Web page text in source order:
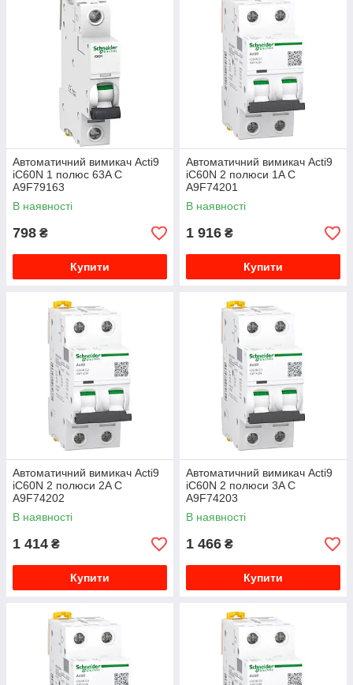
Автоматичний вимикач Acti9
iC60N 1 полюс 63A C
A9F79163
В наявності
798 ₴
Купити
Автоматичний вимикач Acti9
iC60N 2 полюси 1A C
A9F74201
В наявності
1 916 ₴
Купити
Автоматичний вимикач Acti9
iC60N 2 полюси 2A C
A9F74202
В наявності
1 414 ₴
Купити
Автоматичний вимикач Acti9
iC60N 2 полюси 3A C
A9F74203
В наявності
1 466 ₴
Купити